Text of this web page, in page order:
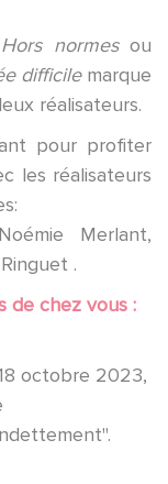
Hors normesou
difficilemarque
réalisateurs.
pour profiter
les réalisateurs
Merlant,
.
de chez vous :
octobre 2023,